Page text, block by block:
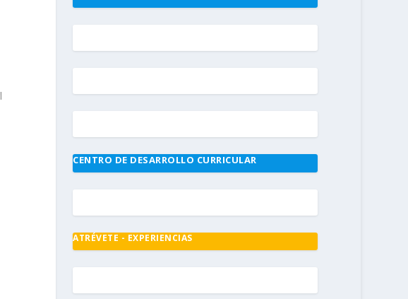
CENTRO DE DESARROLLO CURRICULAR
ATRÉVETE - EXPERIENCIAS